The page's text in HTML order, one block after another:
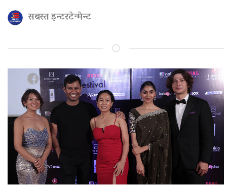
सबस्त इन्टरटेन्मेन्ट